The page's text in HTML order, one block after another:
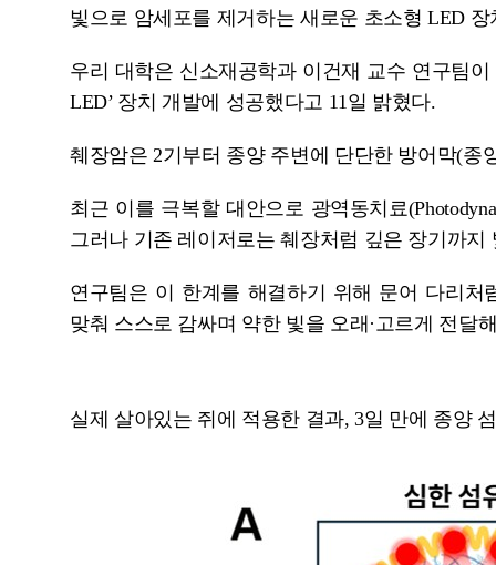
빛으로 암세포를 제거하는 새로운 초소형 LED
우리 대학은 신소재공학과 이건재 교수 연구팀
LED’ 장치 개발에 성공했다고 11일 밝혔다.
췌장암은 2기부터 종양 주변에 단단한 방어막(종
최근 이를 극복할 대안으로 광역동치료
그러나 기존 레이저로는 췌장처럼 깊은 장기까
연구팀은 이 한계를 해결하기 위해 문어 다리
맞춰 스스로 감싸며 약한 빛을 오래·고르게 전달
실제 살아있는 쥐에 적용한 결과, 3일 만에 종양